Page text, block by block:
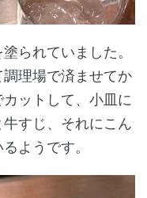
られていました。
理場で済ませてか
ットして、小皿に
すじ、それにこん
ようです。